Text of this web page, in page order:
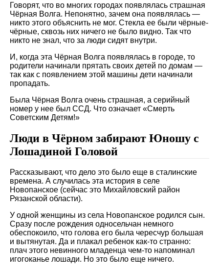
Говорят, что во многих городах появлялась страшная
Чёрная Волга. Непонятно, зачем она появлялась —
никто этого объяснить не мог. Стекла ее были чёрные-
чёрные, сквозь них ничего не было видно. Так что
никто не знал, что за люди сидят внутри.
И, когда эта Чёрная Волга появлялась в городе, то
родители начинали прятать своих детей по домам —
так как с появлением этой машины дети начинали
пропадать.
Была Чёрная Волга очень страшная, а серийный
номер у нее был ССД. Что означает «Смерть
Советским Детям!»
Люди в Чёрном забирают Юношу с
Лошадиной Головой
Рассказывают, что дело это было еще в сталинские
времена. А случилась эта история в селе
Новопанское (сейчас это Михайловский район
Рязанской области).
У одной женщины из села Новопанское родился сын.
Сразу после рождения односельчан немного
обеспокоило, что голова его была чересчур большая
и вытянутая. Да и плакал ребенок как-то странно:
плач этого невинного младенца чем-то напоминал
игогоканье лошади. Но это было еще ничего.